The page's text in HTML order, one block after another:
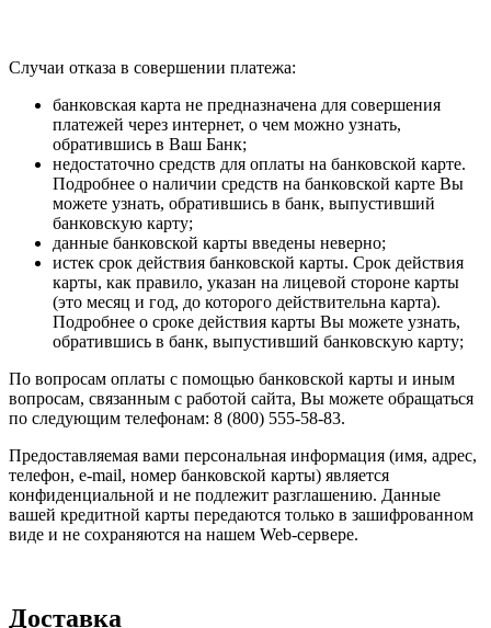
Случаи отказа в совершении платежа:
банковская карта не предназначена для совершения
платежей через интернет, о чем можно узнать,
обратившись в Ваш Банк;
недостаточно средств для оплаты на банковской карте.
Подробнее о наличии средств на банковской карте Вы
можете узнать, обратившись в банк, выпустивший
банковскую карту;
данные банковской карты введены неверно;
истек срок действия банковской карты. Срок действия
карты, как правило, указан на лицевой стороне карты
(это месяц и год, до которого действительна карта).
Подробнее о сроке действия карты Вы можете узнать,
обратившись в банк, выпустивший банковскую карту;
По вопросам оплаты с помощью банковской карты и иным
вопросам, связанным с работой сайта, Вы можете обращаться
по следующим телефонам: 8 (800) 555-58-83.
Предоставляемая вами персональная информация (имя, адрес,
телефон, e-mail, номер банковской карты) является
конфиденциальной и не подлежит разглашению. Данные
вашей кредитной карты передаются только в зашифрованном
виде и не сохраняются на нашем Web-сервере.
Доставка